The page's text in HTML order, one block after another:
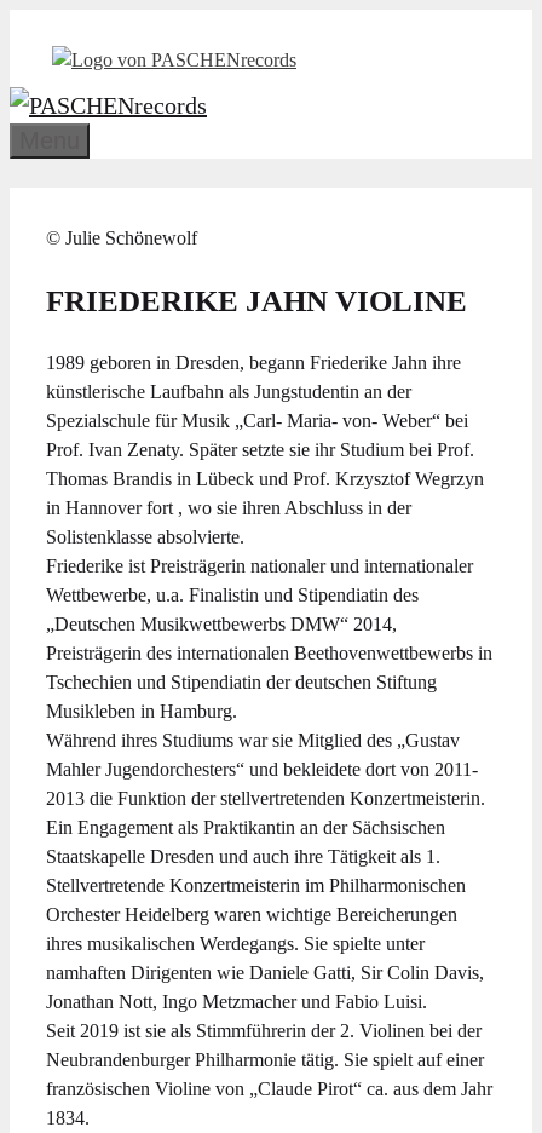
© Julie Schönewolf
FRIEDERIKE JAHN VIOLINE
1989 geboren in Dresden, begann Friederike Jahn ihre
künstlerische Laufbahn als Jungstudentin an der
Spezialschule für Musik „Carl- Maria- von- Weber“ bei
Prof. Ivan Zenaty. Später setzte sie ihr Studium bei Prof.
Thomas Brandis in Lübeck und Prof. Krzysztof Wegrzyn
in Hannover fort , wo sie ihren Abschluss in der
Solistenklasse absolvierte.
Friederike ist Preisträgerin nationaler und internationaler
Wettbewerbe, u.a. Finalistin und Stipendiatin des
„Deutschen Musikwettbewerbs DMW“ 2014,
Preisträgerin des internationalen Beethovenwettbewerbs in
Tschechien und Stipendiatin der deutschen Stiftung
Musikleben in Hamburg.
Während ihres Studiums war sie Mitglied des „Gustav
Mahler Jugendorchesters“ und bekleidete dort von 2011-
2013 die Funktion der stellvertretenden Konzertmeisterin.
Ein Engagement als Praktikantin an der Sächsischen
Staatskapelle Dresden und auch ihre Tätigkeit als 1.
Stellvertretende Konzertmeisterin im Philharmonischen
Orchester Heidelberg waren wichtige Bereicherungen
ihres musikalischen Werdegangs. Sie spielte unter
namhaften Dirigenten wie Daniele Gatti, Sir Colin Davis,
Jonathan Nott, Ingo Metzmacher und Fabio Luisi.
Seit 2019 ist sie als Stimmführerin der 2. Violinen bei der
Neubrandenburger Philharmonie tätig. Sie spielt auf einer
französischen Violine von „Claude Pirot“ ca. aus dem Jahr
1834.